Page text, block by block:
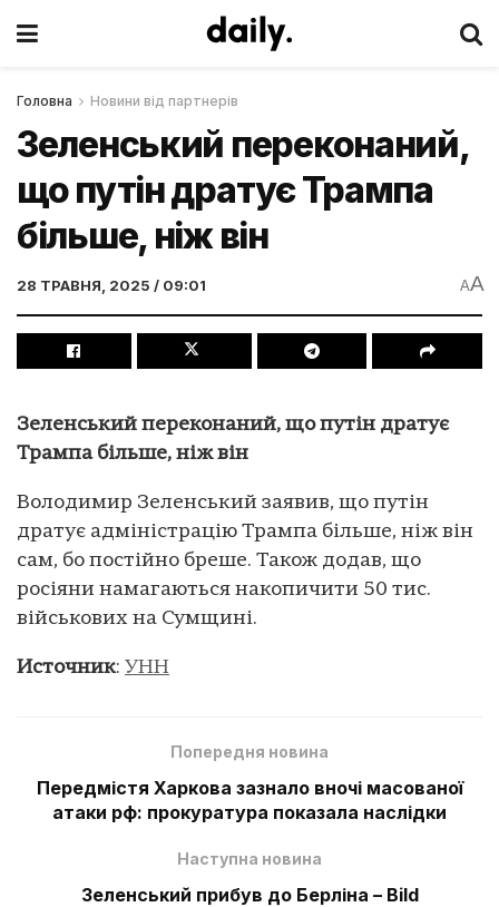
Головна Новини від партнерів
Зеленський переконаний,
що путін дратує Трампа
більше, ніж він
28 ТРАВНЯ, 2025 / 09:01 AA
Зеленський переконаний, що путін дратує
Трампа більше, ніж він
Володимир Зеленський заявив, що путін
дратує адміністрацію Трампа більше, ніж він
сам, бо постійно бреше. Також додав, що
росіяни намагаються накопичити 50 тис.
військових на Сумщині.
Источник: УНН
Попередня новина
Передмістя Харкова зазнало вночі масованої
атаки рф: прокуратура показала наслідки
Наступна новина
Зеленський прибув до Берліна – Bild